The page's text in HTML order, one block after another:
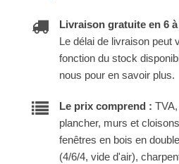
Livraison gratuite en 6
Le délai de livraison peut
fonction du stock
nous pour en savoir plus.
Le prix comprend :
plancher, murs et
fenêtres en bois en
(4/6/4, vide d'air),